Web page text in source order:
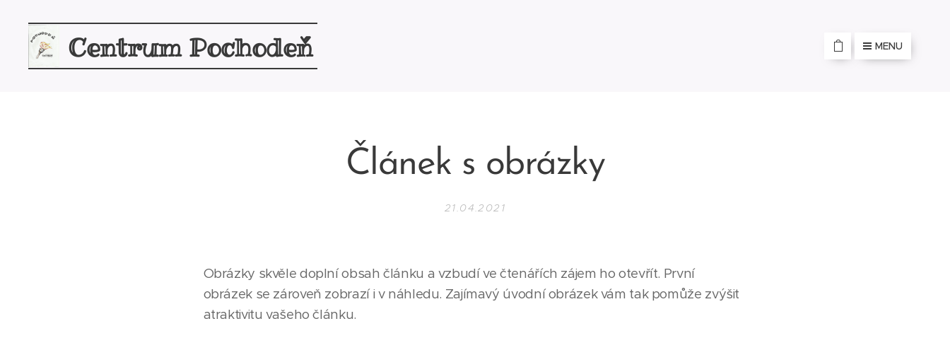
Centrum Pochodeň MENU
Článek s obrázky
21.04.2021
Obrázky skvěle doplní obsah článku a vzbudí ve čtenářích zájem ho otevřít. První
obrázek se zároveň zobrazí i v náhledu. Zajímavý úvodní obrázek vám tak pomůže zvýšit
atraktivitu vašeho článku.